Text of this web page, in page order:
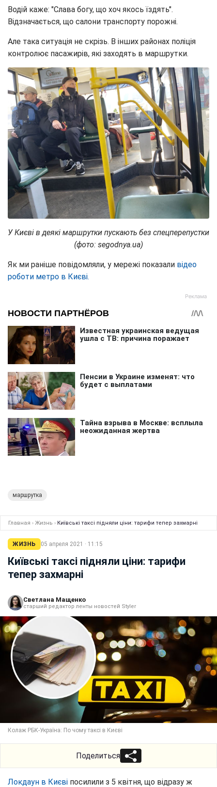
Водій каже: "Слава богу, що хоч якось їздять".
Відзначається, що салони транспорту порожні.
Але така ситуація не скрізь. В інших районах поліція
контролює пасажирів, які заходять в маршрутки.
У Києві в деякі маршрутки пускають без спецперепустки
(фото: segodnya.ua)
Як ми раніше повідомляли, у мережі показали відео
роботи метро в Києві.
маршрутка
Главная › Жизнь › Київські таксі підняли ціни: тарифи тепер захмарні
ЖИЗНЬ 05 апреля 2021 · 11:15
Київські таксі підняли ціни: тарифи
тепер захмарні
Светлана Мащенко
старший редактор ленты новостей Styler
Колаж РБК-Україна: По чому таксі в Києві
Поделиться
Локдаун в Києві посилили з 5 квітня, що відразу ж